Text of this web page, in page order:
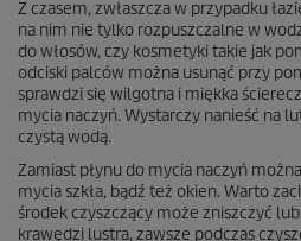
Z czasem, zwłaszcza w przypadku
na nim nie tylko rozpuszczalne w
do włosów, czy kosmetyki takie jak
odciski palców można usunąć przy
sprawdzi się wilgotna i miękka
mycia naczyń. Wystarczy nanieść na
czystą wodą.
Zamiast płynu do mycia naczyń
mycia szkła, bądź też okien. Warto
środek czyszczący może zniszczyć
krawędzi lustra, zawsze podczas